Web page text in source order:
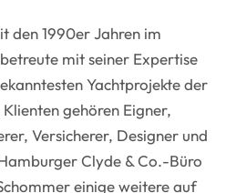
den 1990er Jahren im
mit seiner Expertise
Yachtprojekte der
gehören Eigner,
Versicherer, Designer und
Clyde & Co.-Büro
einige weitere auf